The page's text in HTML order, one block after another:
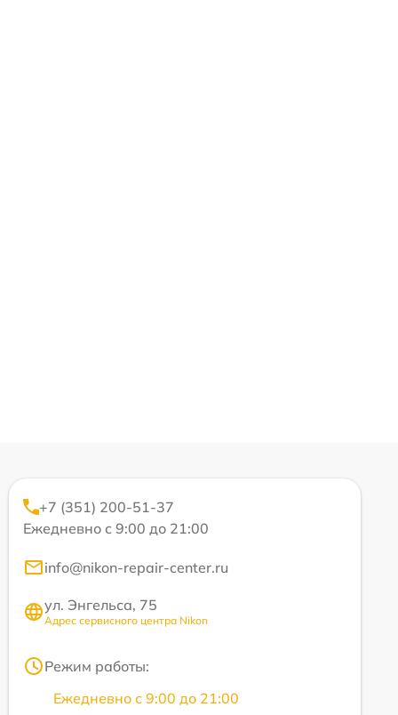
+7 (351) 200-51-37
Ежедневно с 9:00 до 21:00
info@nikon-repair-center.ru
ул. Энгельса, 75
Адрес сервисного центра Nikon
Режим работы:
Ежедневно с 9:00 до 21:00